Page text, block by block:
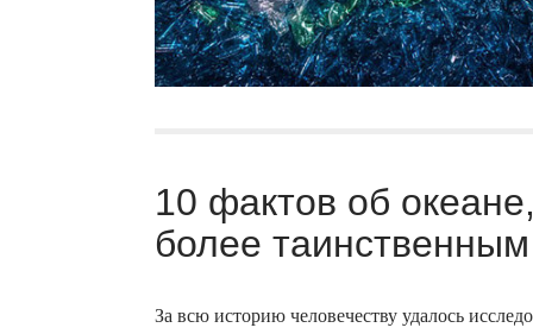
10 фактов об
более
За всю историю человечеству удалось